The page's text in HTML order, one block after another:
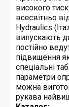
високого
всесвітньо
Hydraulics
випускають
постійно
підвищення
спеціальні
параметри
можна
рукава